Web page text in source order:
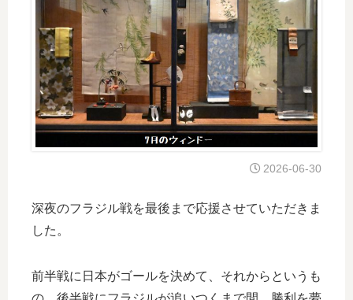
2026-06-30
深夜のフラジル戦を最後まで応援させていただきま
した。
前半戦に日本がゴールを決めて、それからというも